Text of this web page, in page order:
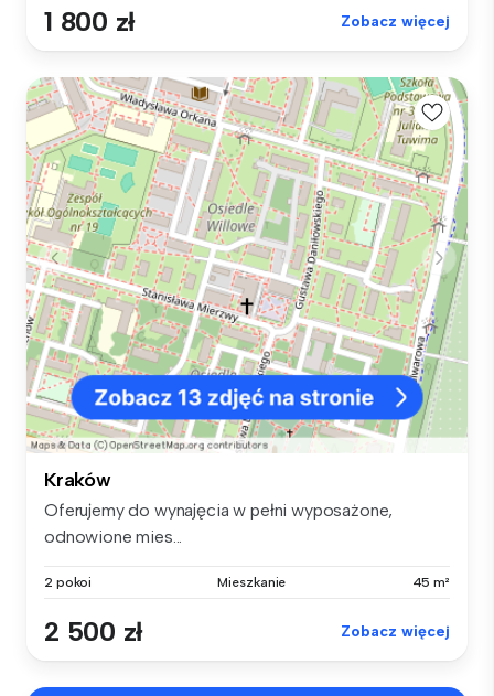
1 800 zł Zobacz więcej
Kraków
Oferujemy do wynajęcia w pełni wyposażone,
odnowione mies...
2 pokoi Mieszkanie 45 m²
2 500 zł Zobacz więcej